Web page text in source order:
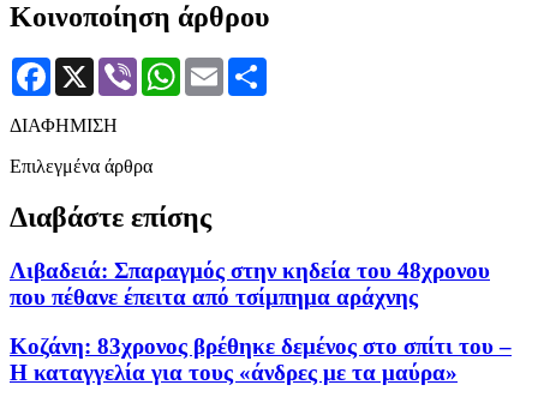
Κοινοποίηση άρθρου
Facebook
X Viber WhatsApp
Email
ΔΙΑΦΗΜΙΣΗ
Επιλεγμένα άρθρα
Διαβάστε επίσης
Λιβαδειά: Σπαραγμός στην κηδεία του 48χρονου
που πέθανε έπειτα από τσίμπημα αράχνης
Κοζάνη: 83χρονος βρέθηκε δεμένος στο σπίτι του –
Η καταγγελία για τους «άνδρες με τα μαύρα»